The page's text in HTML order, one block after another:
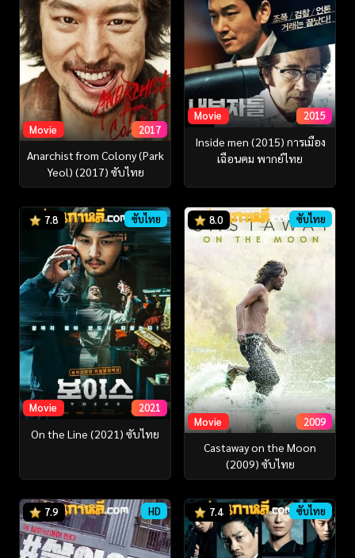
Movie 2017
Anarchist from Colony (Park
Yeol) (2017) ซับไทย
Movie 2015
Inside men (2015) การเมือง
เฉือนคม พากย์ไทย
7.8 ซับไทย
Movie 2021
On the Line (2021) ซับไทย
8.0 ซับไทย
Movie 2009
Castaway on the Moon
(2009) ซับไทย
7.9 HD 7.4 ซับไทย